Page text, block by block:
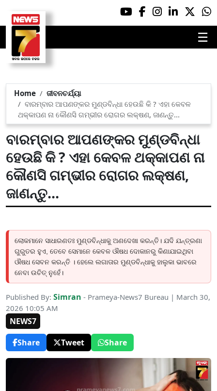
☰
Home
ଜୀବନଚର୍ଯ୍ୟା
ବାରମ୍ବାର ଆପଣଙ୍କର ମୁଣ୍ଡବିନ୍ଧା ହେଉଛି କି ? ଏହା କେବଳ
ଥକ୍କାପଣ ନା କୌଣସି ଗମ୍ଭୀର ରୋଗର ଲକ୍ଷଣ, ଜାଣନ୍ତୁ...
ବାରମ୍ବାର ଆପଣଙ୍କର ମୁଣ୍ଡବିନ୍ଧା
ହେଉଛି କି ? ଏହା କେବଳ ଥକ୍କାପଣ ନା
କୌଣସି ଗମ୍ଭୀର ରୋଗର ଲକ୍ଷଣ,
ଜାଣନ୍ତୁ...
ଲୋକମାନେ ସାଧାରଣତଃ ମୁଣ୍ଡବିନ୍ଧାକୁ ଅଣଦେଖା କରନ୍ତି। ଯଦି ଯନ୍ତ୍ରଣା
ଗୁରୁତର ହୁଏ, ତେବେ ସେମାନେ କେବଳ ଔଷଧ ଦୋକାନରୁ କିଣାଯାଇଥିବା
ଔଷଧ ସେବନ କରନ୍ତି । ହେଲେ ଲଗାତାର ମୁଣ୍ଡବିନ୍ଧାକୁ ହାଲୁକା ଭାବରେ
ନେବା ଉଚିତ୍ ନୁହେଁ।
Published By: Simran - Prameya-News7 Bureau | March 30,
2026 10:05 AM
NEWS7
Share
Tweet Share